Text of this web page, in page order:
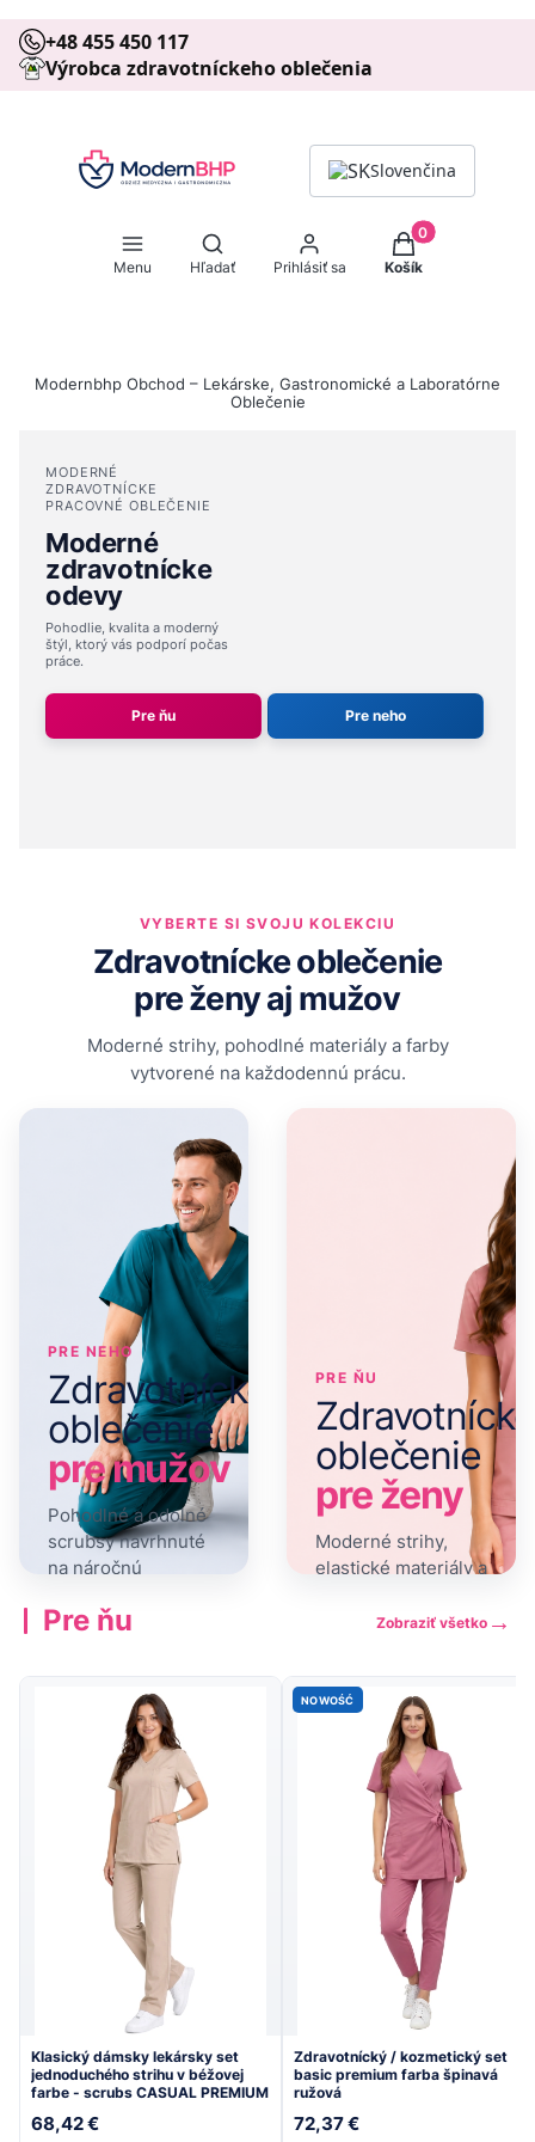
+48 455 450 117
Výrobca zdravotníckeho oblečenia
Slovenčina
Menu
Otvoriť vyhľadávač
Hľadať Prihlásiť sa
Produkty v
Košík
Modernbhp Obchod – Lekárske, Gastronomické a Laboratórne
Oblečenie
MODERNÉ
ZDRAVOTNÍCKE
PRACOVNÉ OBLEČENIE
Moderné
zdravotnícke
odevy
Pohodlie, kvalita a moderný
štýl, ktorý vás podporí počas
práce.
Pre ňu Pre neho
VYBERTE SI SVOJU KOLEKCIU
Zdravotnícke oblečenie
pre ženy aj mužov
Moderné strihy, pohodlné materiály a farby
vytvorené na každodennú prácu.
PRE NEHO
Zdravotnícke
oblečenie
pre mužov
Pohodlné a odolné
scrubsy navrhnuté
na náročnú
PRE ŇU
Zdravotnícke
oblečenie
pre ženy
Moderné strihy,
elastické materiály a
Pre ňu Zobraziť všetko →
Klasický dámsky lekársky set
jednoduchého strihu v béžovej
farbe - scrubs CASUAL PREMIUM
68,42 €
NOWOŚĆ
Zdravotnícký / kozmetický set
basic premium farba špinavá
ružová
72,37 €